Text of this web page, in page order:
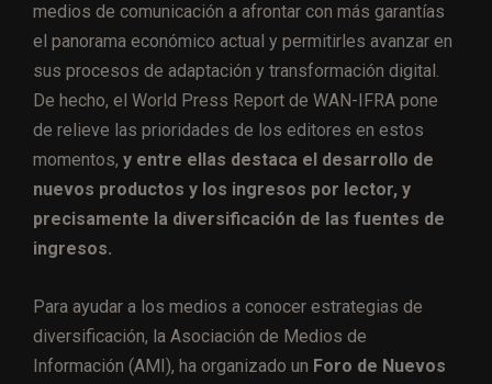
medios de comunicación a afrontar con más garantías
el panorama económico actual y permitirles avanzar en
sus procesos de adaptación y transformación digital.
De hecho, el World Press Report de WAN-IFRA pone
de relieve las prioridades de los editores en estos
momentos, y entre ellas destaca el desarrollo de
nuevos productos y los ingresos por lector, y
precisamente la diversificación de las fuentes de
ingresos.
Para ayudar a los medios a conocer estrategias de
diversificación, la Asociación de Medios de
Información (AMI), ha organizado un Foro de Nuevos